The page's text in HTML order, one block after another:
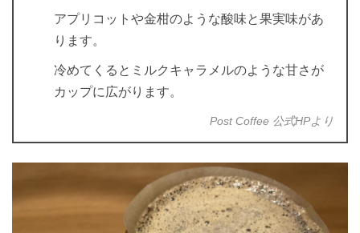
アプリコットや金柑のような酸味と果実味があ
ります。
冷めてくるとミルクキャラメルのような甘さが
カップに広がります。
Post Coffee 公式HPより